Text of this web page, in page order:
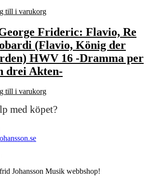
till i varukorg
Frideric: Flavio, Re
(Flavio, König der
HWV 16 -Dramma per
drei Akten-
till i varukorg
med köpet?
Johansson Musik webbshop!